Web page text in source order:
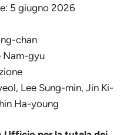
5 giugno 2026
chan
Nam-gyu
Lee Sung-min, Jin Ki-
Ha-young